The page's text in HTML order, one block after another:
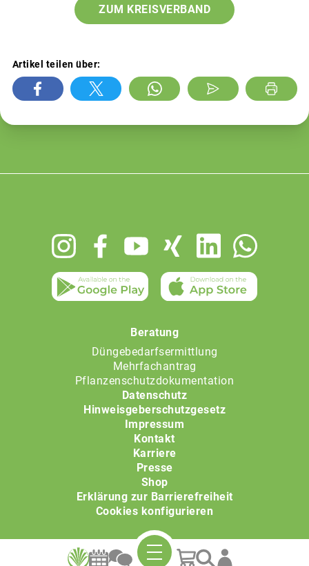
ZUM KREISVERBAND
Artikel teilen über:
Beratung
Düngebedarfsermittlung
Mehrfachantrag
Pflanzenschutzdokumentation
Datenschutz
Hinweisgeberschutzgesetz
Impressum
Kontakt
Karriere
Presse
Shop
Erklärung zur Barrierefreiheit
Cookies konfigurieren